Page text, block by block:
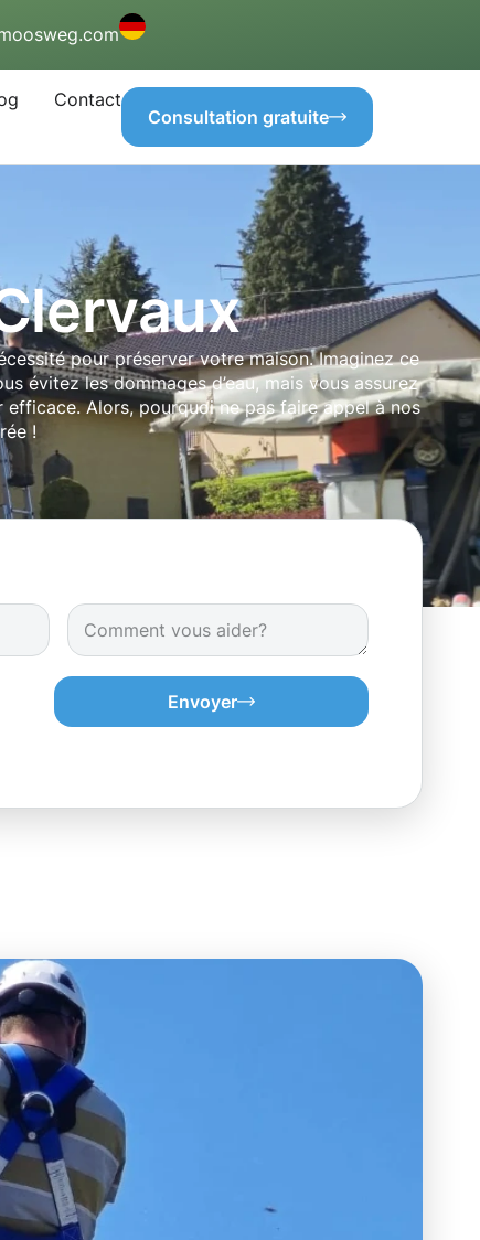
Contact
Consultation gratuite
pour préserver votre maison. Imaginez ce
évitez les dommages d’eau, mais vous assurez
Alors, pourquoi ne pas faire appel à nos
!
Envoyer